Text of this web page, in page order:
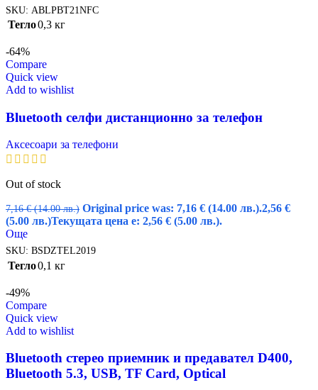
SKU: ABLPBT21NFC
Тегло0,3 кг
-64%
Compare
Quick view
Add to wishlist
Bluetooth селфи дистанционно за телефон
Аксесоари за телефони
Out of stock
7,16€ (14.00 лв.) Original price was: 7,16 € (14.00 лв.).2,56 €
(5.00 лв.)Текущата цена е: 2,56 € (5.00 лв.).
Още
SKU: BSDZTEL2019
Тегло0,1 кг
-49%
Compare
Quick view
Add to wishlist
Bluetooth стерео приемник и предавател D400,
Bluetooth 5.3, USB, TF Card, Optical